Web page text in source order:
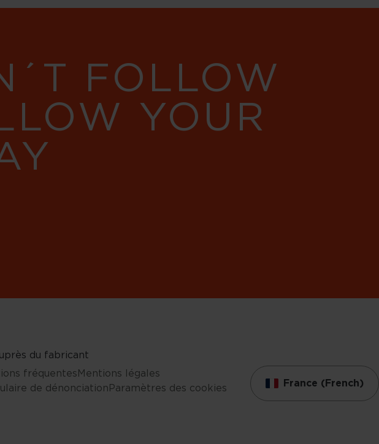
FOLLOW
YOUR
du fabricant
fréquentesMentions légales
de dénonciationParamètres des cookies France (French)